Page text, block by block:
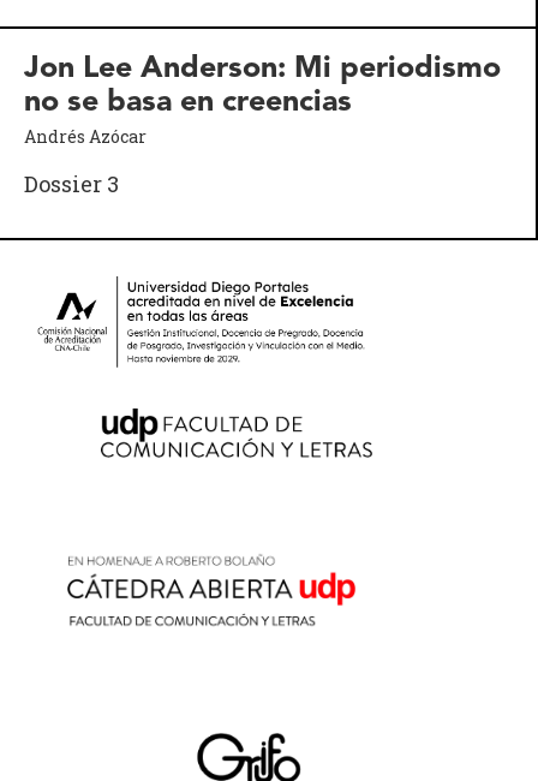
Jon Lee Anderson: Mi periodismo
no se basa en creencias
Andrés Azócar
Dossier 3